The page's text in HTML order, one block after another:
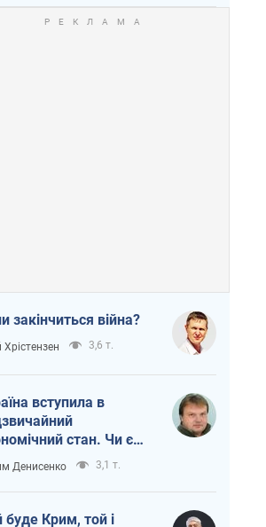
закінчиться війна?
Хрістензен 3,6 т.
вступила в
стан. Чи є
вкінці тунелю?
Денисенко 3,1 т.
буде Крим, той і